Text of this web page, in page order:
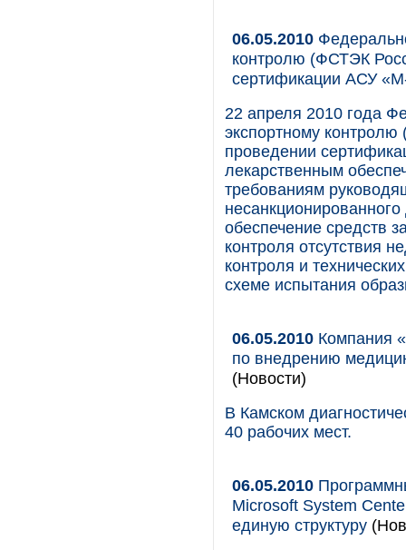
06.05.2010
контролю (ФСТЭК
сертификации АСУ
22 апреля 2010 года
экспортному
проведении
лекарственным
требованиям
обеспечение средств
контроля отсутствия
контроля и
схеме испытания
06.05.2010 Компания
по внедрению
(Новости)
В Камском
40 рабочих мест.
06.05.2010
Microsoft System
единую структуру